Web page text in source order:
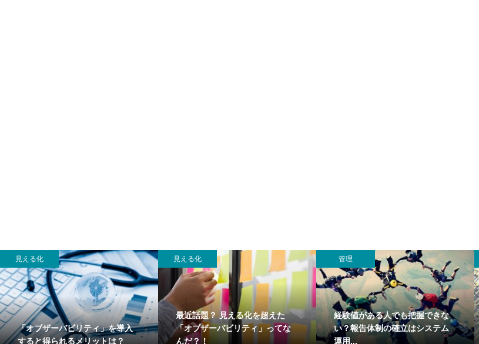
見える化
「オブザーバビリティ」を導入
すると得られるメリットは？
見える化
最近話題？ 見える化を超えた
「オブザーバビリティ」ってな
んだ？！
管理
経験値がある人でも把握できな
い？報告体制の確立はシステム
運用...